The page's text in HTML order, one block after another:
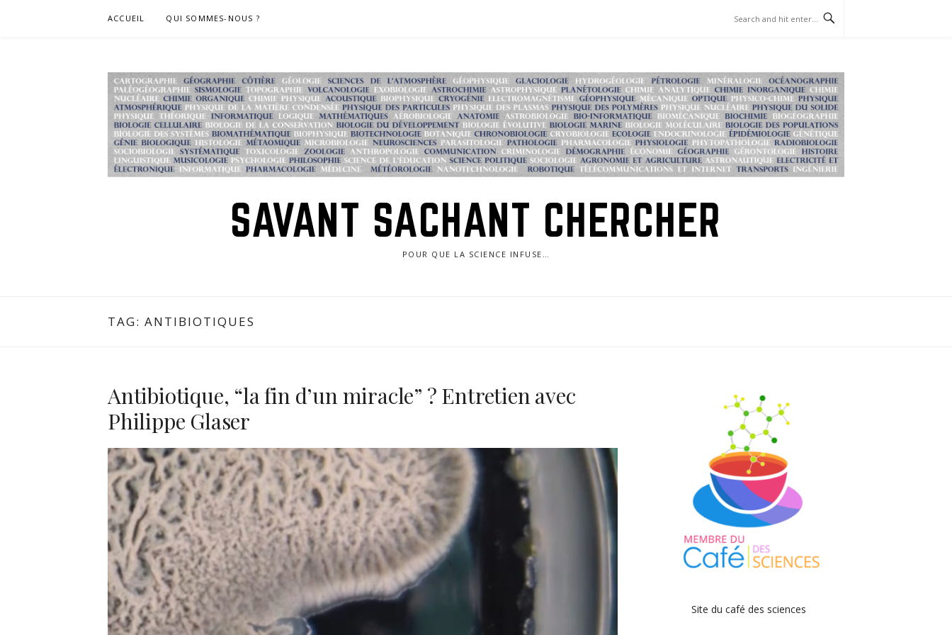
ACCUEIL QUI SOMMES-NOUS ?
SAVANT SACHANT CHERCHER
POUR QUE LA SCIENCE INFUSE…
TAG: ANTIBIOTIQUES
Antibiotique, “la fin d’un miracle” ? Entretien avec
Philippe Glaser
Site du café des sciences